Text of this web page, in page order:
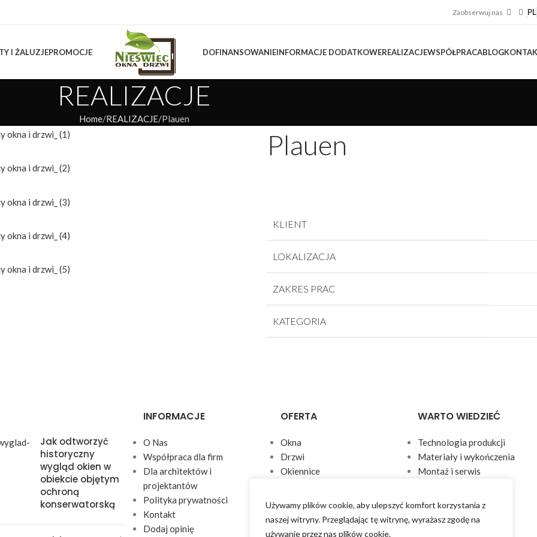
Używamy plików cookie, aby ulepszyć komfort korzystania z
naszej witryny. Przeglądając tę ​​witrynę, wyrażasz zgodę na
używanie przez nas plików cookie.
Zaobserwuj nas PL
I ŻALUZJEPROMOCJE DOFINANSOWANIEINFORMACJE DODATKOWEREALIZACJEWSPÓŁPRACABLOG
REALIZACJE
Home REALIZACJE Plauen
Plauen
KLIENT
LOKALIZACJA
ZAKRES PRAC
KATEGORIA
Jak odtworzyć
historyczny
wygląd okien w
obiekcie objętym
ochroną
konserwatorską
INFORMACJE
O Nas
Współpraca dla firm
Dla architektów i
projektantów
Polityka prywatności
Kontakt
Dodaj opinię
OFERTA
Okna
Drzwi
Okiennice
Zabudowy drewniane
Środki do pielęgnacji
WARTO WIEDZIEĆ
Technologia produkcji
Materiały i wykończenia
Montaż i serwis
FAQ
Realizacje